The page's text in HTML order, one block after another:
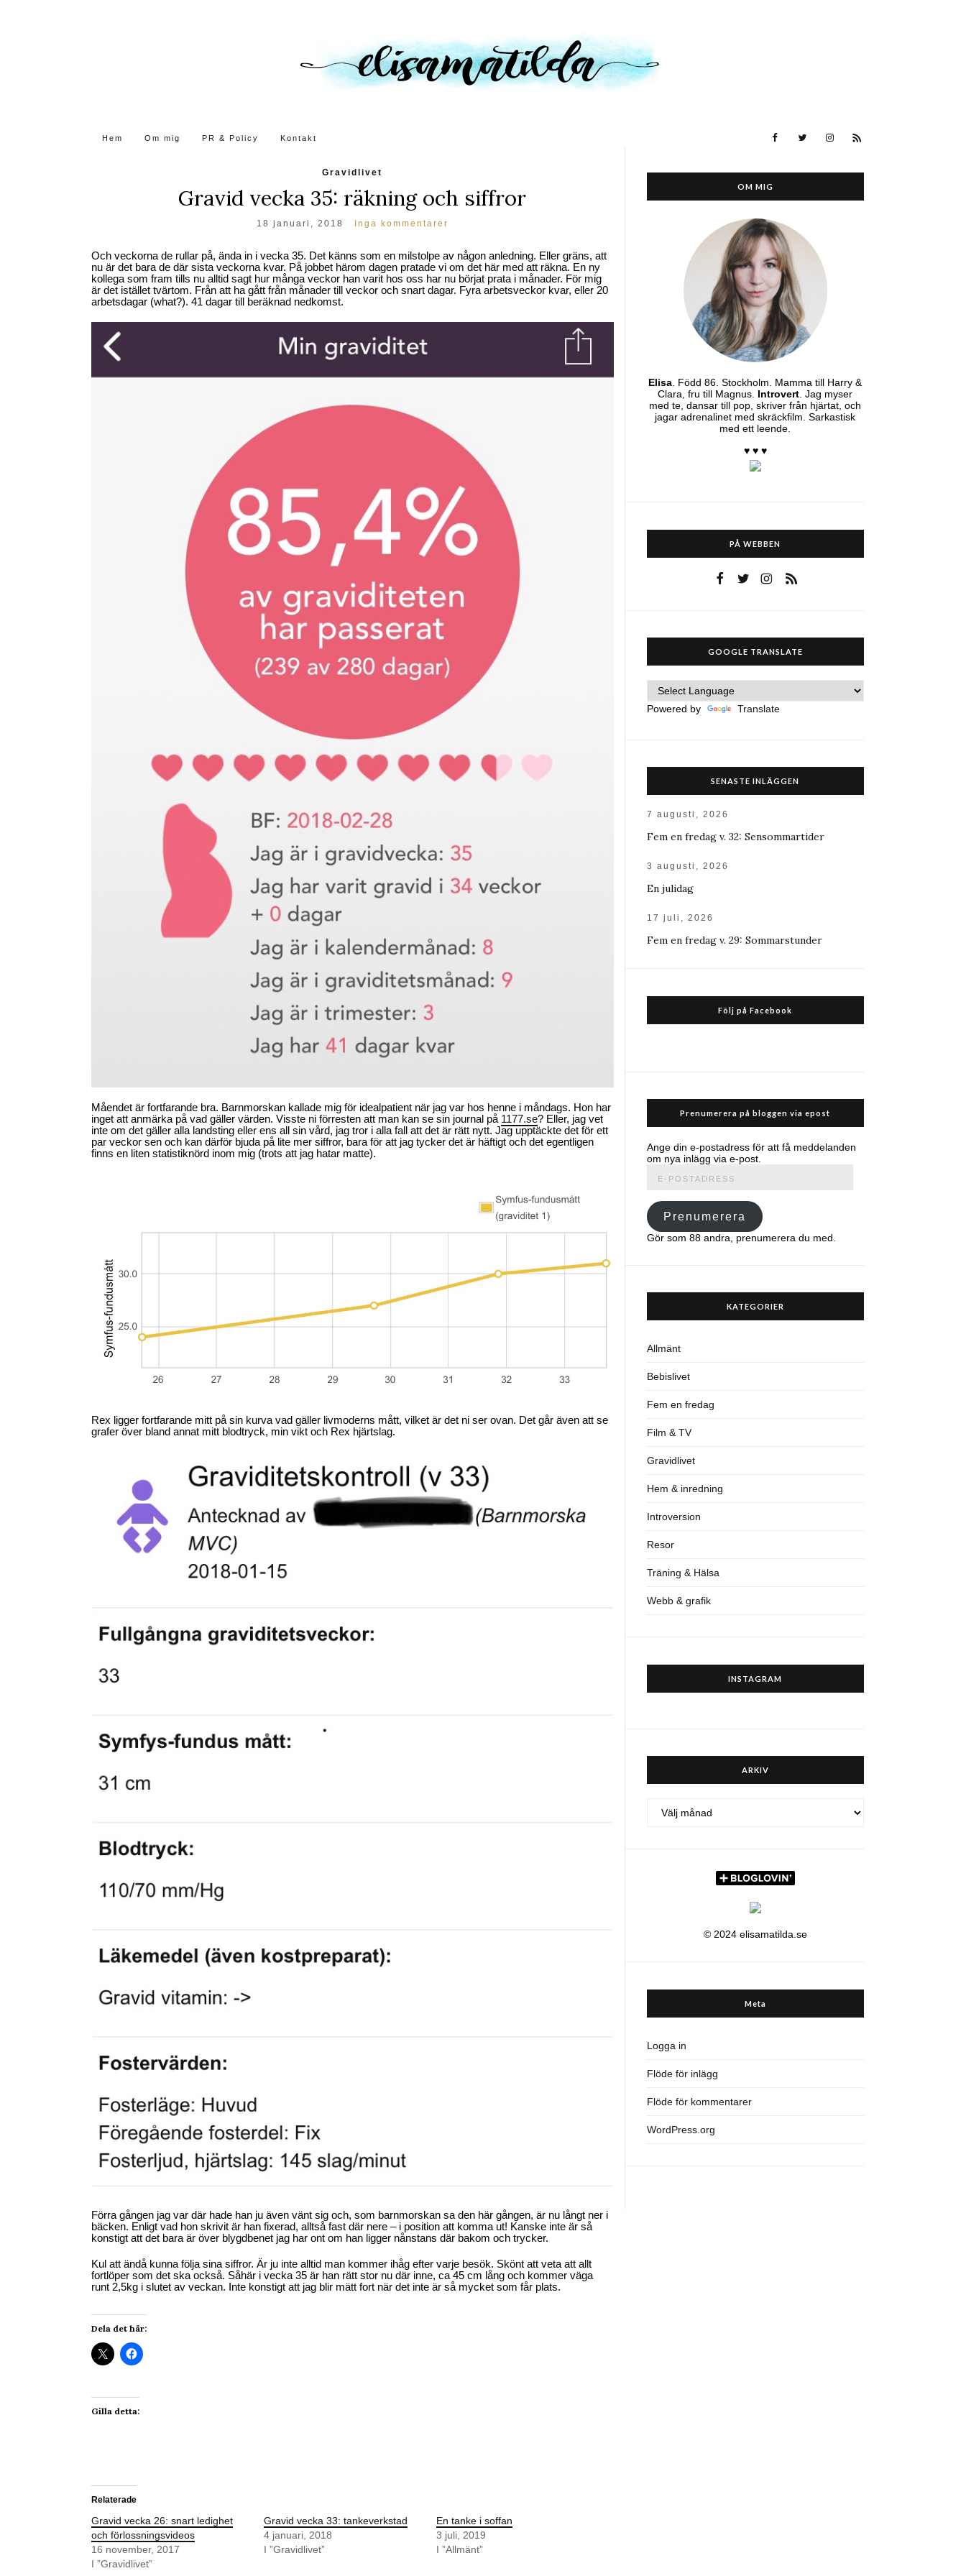
Hem Om mig PR & Policy Kontakt
Gravidlivet
Gravid vecka 35: räkning och siffror
18 januari, 2018 Inga kommentarer
Och veckorna de rullar på, ända in i vecka 35. Det känns som en milstolpe av någon anledning. Eller gräns, att
nu är det bara de där sista veckorna kvar. På jobbet härom dagen pratade vi om det här med att räkna. En ny
kollega som fram tills nu alltid sagt hur många veckor han varit hos oss har nu börjat prata i månader. För mig
är det istället tvärtom. Från att ha gått från månader till veckor och snart dagar. Fyra arbetsveckor kvar, eller 20
arbetsdagar (what?). 41 dagar till beräknad nedkomst.
Måendet är fortfarande bra. Barnmorskan kallade mig för idealpatient när jag var hos henne i måndags. Hon har
inget att anmärka på vad gäller värden. Visste ni förresten att man kan se sin journal på 1177.se? Eller, jag vet
inte om det gäller alla landsting eller ens all sin vård, jag tror i alla fall att det är rätt nytt. Jag upptäckte det för ett
par veckor sen och kan därför bjuda på lite mer siffror, bara för att jag tycker det är häftigt och det egentligen
finns en liten statistiknörd inom mig (trots att jag hatar matte).
Rex ligger fortfarande mitt på sin kurva vad gäller livmoderns mått, vilket är det ni ser ovan. Det går även att se
grafer över bland annat mitt blodtryck, min vikt och Rex hjärtslag.
Förra gången jag var där hade han ju även vänt sig och, som barnmorskan sa den här gången, är nu långt ner i
bäcken. Enligt vad hon skrivit är han fixerad, alltså fast där nere – i position att komma ut! Kanske inte är så
konstigt att det bara är över blygdbenet jag har ont om han ligger nånstans där bakom och trycker.
Kul att ändå kunna följa sina siffror. Är ju inte alltid man kommer ihåg efter varje besök. Skönt att veta att allt
fortlöper som det ska också. Såhär i vecka 35 är han rätt stor nu där inne, ca 45 cm lång och kommer väga
runt 2,5kg i slutet av veckan. Inte konstigt att jag blir mätt fort när det inte är så mycket som får plats.
Dela det här:
Gilla detta:
Relaterade
Gravid vecka 26: snart ledighet
och förlossningsvideos
16 november, 2017
I ”Gravidlivet”
Gravid vecka 33: tankeverkstad
4 januari, 2018
I ”Gravidlivet”
En tanke i soffan
3 juli, 2019
I ”Allmänt”
OM MIG
Elisa. Född 86. Stockholm. Mamma till Harry &
Clara, fru till Magnus. Introvert. Jag myser
med te, dansar till pop, skriver från hjärtat, och
jagar adrenalinet med skräckfilm. Sarkastisk
med ett leende.
♥ ♥ ♥
PÅ WEBBEN
GOOGLE TRANSLATE
Powered by Translate
SENASTE INLÄGGEN
7 augusti, 2026
Fem en fredag v. 32: Sensommartider
3 augusti, 2026
En julidag
17 juli, 2026
Fem en fredag v. 29: Sommarstunder
Följ på Facebook
Prenumerera på bloggen via epost
Ange din e-postadress för att få meddelanden
om nya inlägg via e-post.
postadress
Prenumerera
Gör som 88 andra, prenumerera du med.
KATEGORIER
Allmänt
Bebislivet
Fem en fredag
Film & TV
Gravidlivet
Hem & inredning
Introversion
Resor
Träning & Hälsa
Webb & grafik
INSTAGRAM
ARKIV
© 2024 elisamatilda.se
Meta
Logga in
Flöde för inlägg
Flöde för kommentarer
WordPress.org